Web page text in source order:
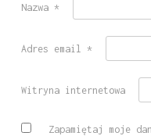
Nazwa *
Adres email *
Witryna internetowa
Zapamiętaj moje